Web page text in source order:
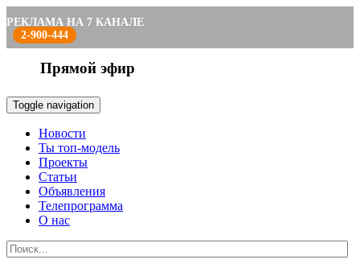
РЕКЛАМА НА 7 КАНАЛЕ
2-900-444
Прямой эфир
Toggle navigation
Новости
Ты топ-модель
Проекты
Статьи
Объявления
Телепрограмма
О нас